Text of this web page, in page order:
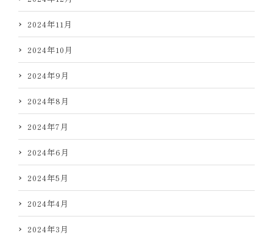
2024年11月
2024年10月
2024年9月
2024年8月
2024年7月
2024年6月
2024年5月
2024年4月
2024年3月